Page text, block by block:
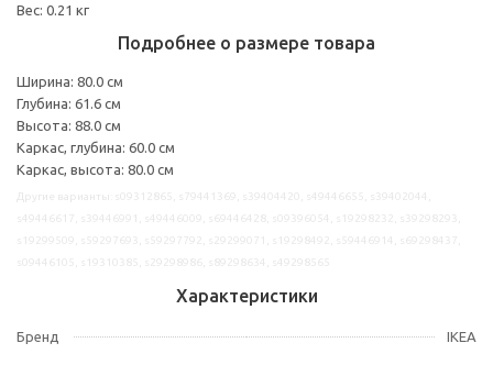
Вес: 0.21 кг
Подробнее о размере товара
Ширина: 80.0 см
Глубина: 61.6 см
Высота: 88.0 см
Каркас, глубина: 60.0 см
Каркас, высота: 80.0 см
Характеристики
Бренд IKEA